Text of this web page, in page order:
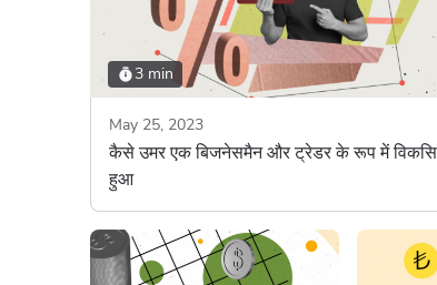
3 min
May 25, 2023
कैसे उमर एक बिजनेसमैन और ट्रेडर के रूप में
हुआ